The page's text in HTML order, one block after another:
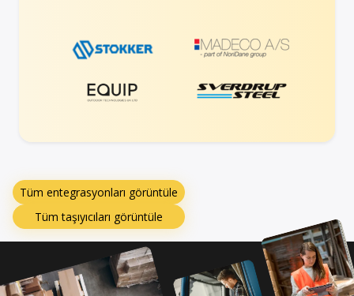
Tüm entegrasyonları görüntüle
Tüm taşıyıcıları görüntüle